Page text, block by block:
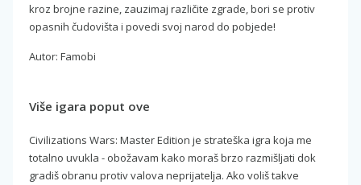
kroz brojne razine, zauzimaj različite zgrade, bori se protiv
opasnih čudovišta i povedi svoj narod do pobjede!
Autor: Famobi
Više igara poput ove
Civilizations Wars: Master Edition je strateška igra koja me
totalno uvukla - obožavam kako moraš brzo razmišljati dok
gradiš obranu protiv valova neprijatelja. Ako voliš takve